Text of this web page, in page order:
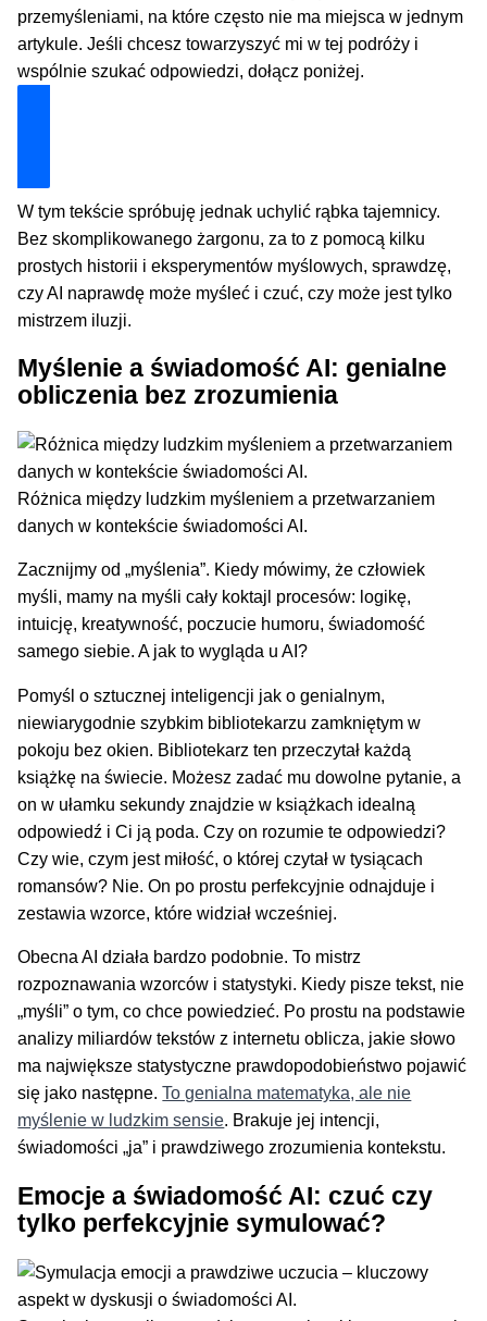
przemyśleniami, na które często nie ma miejsca w jednym
artykule. Jeśli chcesz towarzyszyć mi w tej podróży i
wspólnie szukać odpowiedzi, dołącz poniżej.
W tym tekście spróbuję jednak uchylić rąbka tajemnicy.
Bez skomplikowanego żargonu, za to z pomocą kilku
prostych historii i eksperymentów myślowych, sprawdzę,
czy AI naprawdę może myśleć i czuć, czy może jest tylko
mistrzem iluzji.
Myślenie a świadomość AI: genialne
obliczenia bez zrozumienia
Różnica między ludzkim myśleniem a przetwarzaniem
danych w kontekście świadomości AI.
Zacznijmy od „myślenia”. Kiedy mówimy, że człowiek
myśli, mamy na myśli cały koktajl procesów: logikę,
intuicję, kreatywność, poczucie humoru, świadomość
samego siebie. A jak to wygląda u AI?
Pomyśl o sztucznej inteligencji jak o genialnym,
niewiarygodnie szybkim bibliotekarzu zamkniętym w
pokoju bez okien. Bibliotekarz ten przeczytał każdą
książkę na świecie. Możesz zadać mu dowolne pytanie, a
on w ułamku sekundy znajdzie w książkach idealną
odpowiedź i Ci ją poda. Czy on rozumie te odpowiedzi?
Czy wie, czym jest miłość, o której czytał w tysiącach
romansów? Nie. On po prostu perfekcyjnie odnajduje i
zestawia wzorce, które widział wcześniej.
Obecna AI działa bardzo podobnie. To mistrz
rozpoznawania wzorców i statystyki. Kiedy pisze tekst, nie
„myśli” o tym, co chce powiedzieć. Po prostu na podstawie
analizy miliardów tekstów z internetu oblicza, jakie słowo
ma największe statystyczne prawdopodobieństwo pojawić
się jako następne.To genialna matematyka, ale nie
myślenie w ludzkim sensie. Brakuje jej intencji,
świadomości „ja” i prawdziwego zrozumienia kontekstu.
Emocje a świadomość AI: czuć czy
tylko perfekcyjnie symulować?